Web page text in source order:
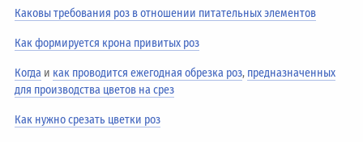
Каковы требования роз в отношении питательных элементов
Как формируется крона привитых роз
Когда и как проводится ежегодная обрезка роз, предназначенных
для производства цветов на срез
Как нужно срезать цветки роз